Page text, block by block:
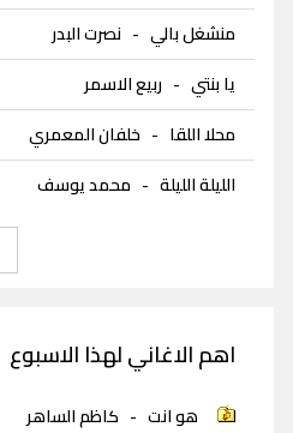
منشغل بالي - نصرت البدر
يا بنتي - ربيع الاسمر
محلا اللقا - خلفان المعمري
الليلة الليلة - محمد يوسف
اهم الاغاني لهذا الاسبوع
هو انت - كاظم الساهر